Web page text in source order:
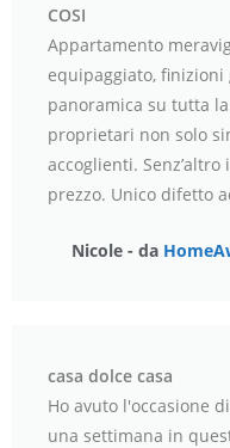
COSI
Appartamento
equipaggiato,
panoramica su tutta
proprietari non solo
accoglienti.
prezzo. Unico difetto
Nicole - da
casa dolce casa
Ho avuto l'occasione
una settimana in